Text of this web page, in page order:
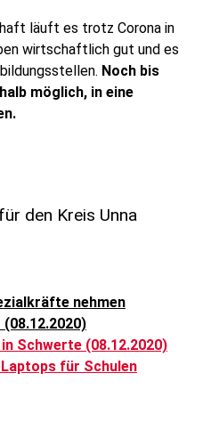
läuft es trotz Corona in
wirtschaftlich gut und es
Noch bis
möglich, in eine
den Kreis Unna
nehmen
Schwerte (08.12.2020)
für Schulen